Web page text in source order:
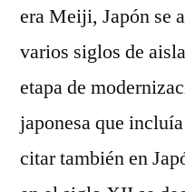
era Meiji, Japón se
varios siglos de
etapa de
japonesa que
citar también en